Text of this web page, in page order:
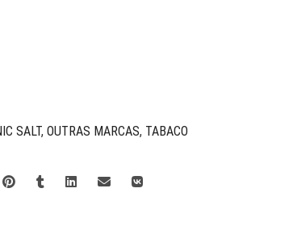
SALT, OUTRAS MARCAS, TABACO